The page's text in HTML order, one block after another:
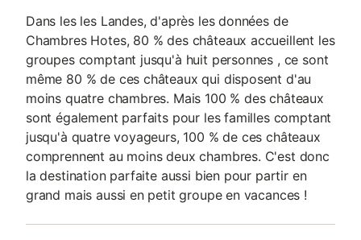
Dans les les Landes, d'après les données de
Chambres Hotes, 80 % des châteaux accueillent les
groupes comptant jusqu'à huit personnes , ce sont
même 80 % de ces châteaux qui disposent d'au
moins quatre chambres. Mais 100 % des châteaux
sont également parfaits pour les familles comptant
jusqu'à quatre voyageurs, 100 % de ces châteaux
comprennent au moins deux chambres. C'est donc
la destination parfaite aussi bien pour partir en
grand mais aussi en petit groupe en vacances !